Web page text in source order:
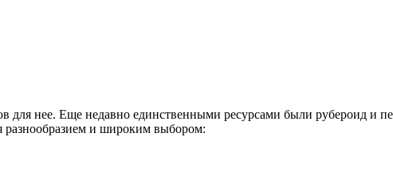
для нее. Еще недавно единственными ресурсами были рубероид и
разнообразием и широким выбором: